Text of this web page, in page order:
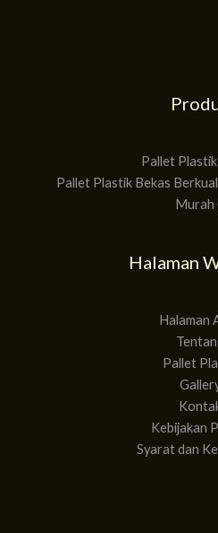
Pallet
Pallet Plastik Bekas
Murah
Halaman
Halaman
Pallet
Kebijakan
Syarat dan